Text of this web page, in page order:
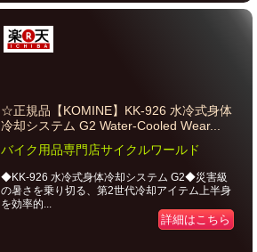
☆正規品【KOMINE】KK-926 水冷式身体
冷却システム G2 Water-Cooled Wear...
バイク用品専門店サイクルワールド
◆KK-926 水冷式身体冷却システム G2◆災害級
の暑さを乗り切る、第2世代冷却アイテム上半身
を効率的...
詳細はこちら